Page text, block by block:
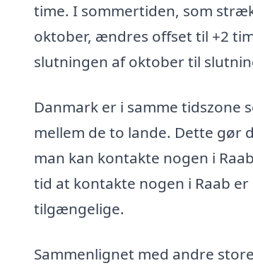
time. I sommertiden, som
oktober, ændres offset til +2
slutningen af oktober til
Danmark er i samme tidszone
mellem de to lande. Dette gør
man kan kontakte nogen i
tid at kontakte nogen i Raab
tilgængelige.
Sammenlignet med andre